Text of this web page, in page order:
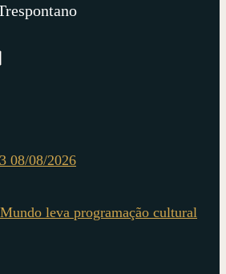
08/08/2026
leva programação cultural